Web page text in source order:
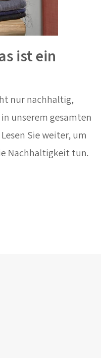
ist ein
nur nachhaltig,
unserem gesamten
Sie weiter, um
Nachhaltigkeit tun.